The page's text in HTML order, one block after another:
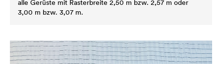
alle Gerüste mit Rasterbreite 2,50 m bzw. 2,57 m oder
3,00 m bzw. 3,07 m.